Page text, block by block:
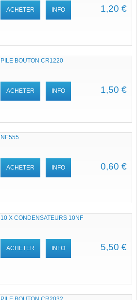
1,20 €
ACHETER INFO
PILE BOUTON CR1220
1,50 €
ACHETER INFO
NE555
0,60 €
ACHETER INFO
10 X CONDENSATEURS 10NF
5,50 €
ACHETER INFO